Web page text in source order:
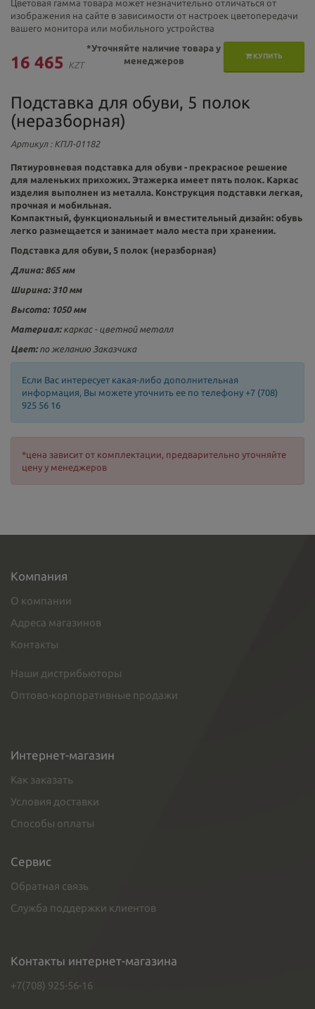
Цветовая гамма товара может незначительно отличаться от
изображения на сайте в зависимости от настроек цветопередачи
вашего монитора или мобильного устройства
16 465 KZT
КУПИТЬ
*Уточняйте наличие товара у
менеджеров
Подставка для обуви, 5 полок
(неразборная)
Артикул: КПЛ-01182
Пятиуровневая подставка для обуви - прекрасное решение
для маленьких прихожих. Этажерка имеет пять полок. Каркас
изделия выполнен из металла. Конструкция подставки легкая,
прочная и мобильная.
Компактный, функциональный и вместительный дизайн: обувь
легко размещается и занимает мало места при хранении.
Подставка для обуви, 5 полок (неразборная)
Длина: 865 мм
Ширина: 310 мм
Высота: 1050 мм
Материал: каркас - цветной металл
Цвет:по желанию Заказчика
Если Вас интересует какая-либо дополнительная
информация, Вы можете уточнить ее по телефону +7 (708)
925 56 16
*цена зависит от комплектации, предварительно уточняйте
цену у менеджеров
Компания
О компании
Адреса магазинов
Контакты
Наши дистрибьюторы
Оптово-корпоративные продажи
Интернет-магазин
Как заказать
Условия доставки
Способы оплаты
Сервис
Обратная связь
Служба поддержки клиентов
Контакты интернет-магазина
+7(708) 925-56-16